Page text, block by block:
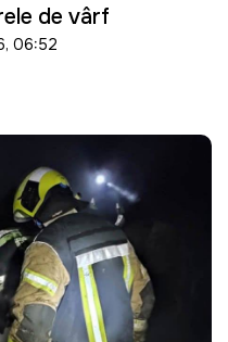
de vârf
06:52